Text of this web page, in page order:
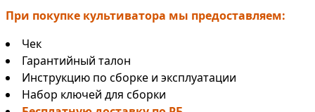
При покупке культиватора мы предоставляем:
Чек
Гарантийный талон
Инструкцию по сборке и эксплуатации
Набор ключей для сборки